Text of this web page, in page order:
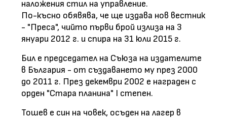
наложения стил на управление.
По-късно обявява, че ще издава нов вестник
- "Преса", чийто първи брой излиза на 3
януари 2012 г. и спира на 31 юли 2015 г.
Бил е председател на Съюза на издателите
в България - от създаването му през 2000
до 2011 г. През декември 2002 е награден с
орден "Стара планина" I степен.
Тошев е син на човек, осъден на лагер в